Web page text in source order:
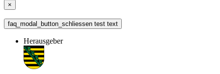
×
faq_modal_button_schliessen test text
Herausgeber